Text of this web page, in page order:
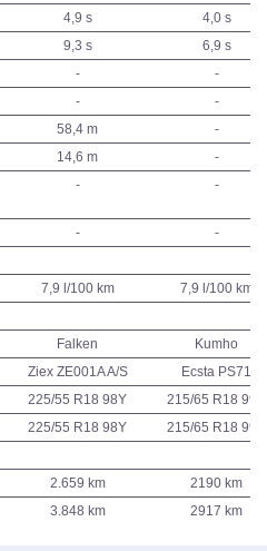
4,9 s
4,0 s
9,3 s
6,9 s
-
-
-
-
58,4 m
-
14,6 m
-
- -
-
-
7,9 l/100 km
7,9 l/100 km
Falken
Kumho
Ziex ZE001A A/S
Ecsta PS71
225/55 R18 98Y
215/65 R18 99H
225/55 R18 98Y
215/65 R18 99H
2.659 km
2190 km
3.848 km 2917 km